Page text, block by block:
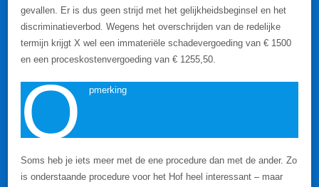
gevallen. Er is dus geen strijd met het gelijkheidsbeginsel en het
discriminatieverbod. Wegens het overschrijden van de redelijke
termijn krijgt X wel een immateriële schadevergoeding van € 1500
en een proceskostenvergoeding van € 1255,50.
O pmerking
Soms heb je iets meer met de ene procedure dan met de ander. Zo
is onderstaande procedure voor het Hof heel interessant – maar